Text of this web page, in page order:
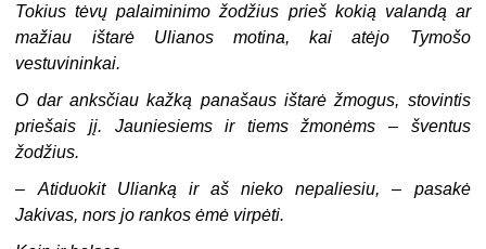
Tokius tėvų palaiminimo žodžius prieš kokią valandą ar
mažiau ištarė Ulianos motina, kai atėjo Tymošo
vestuvininkai.
O dar anksčiau kažką panašaus ištarė žmogus, stovintis
priešais jį. Jauniesiems ir tiems žmonėms – šventus
žodžius.
– Atiduokit Ulianką ir aš nieko nepaliesiu, – pasakė
Jakivas, nors jo rankos ėmė virpėti.